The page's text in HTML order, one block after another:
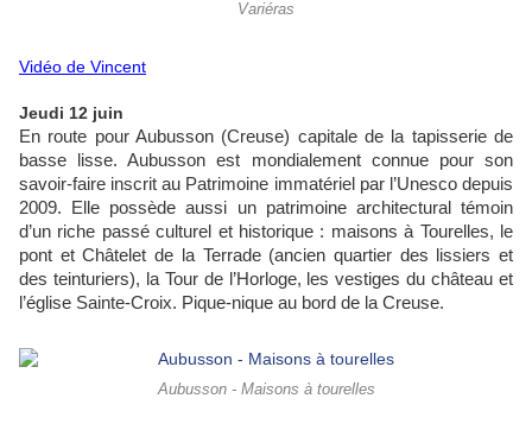
Variéras
Vidéo de Vincent
Jeudi 12 juin
En route pour Aubusson (Creuse) capitale de la tapisserie de
basse lisse. Aubusson est mondialement connue pour son
savoir-faire inscrit au Patrimoine immatériel par l’Unesco depuis
2009. Elle possède aussi un patrimoine architectural témoin
d’un riche passé culturel et historique : maisons à Tourelles, le
pont et Châtelet de la Terrade (ancien quartier des lissiers et
des teinturiers), la Tour de l’Horloge, les vestiges du château et
l’église Sainte-Croix. Pique-nique au bord de la Creuse.
Aubusson - Maisons à tourelles